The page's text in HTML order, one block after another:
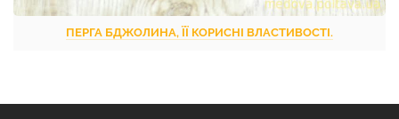
ПЕРГА БДЖОЛИНА, ЇЇ КОРИСНІ ВЛАСТИВОСТІ.